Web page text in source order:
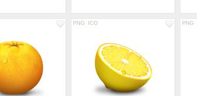
PNG ICO PNG